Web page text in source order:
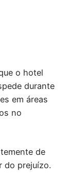
o hotel
durante
em áreas
no
de
do prejuízo.